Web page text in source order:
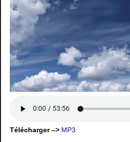
Télécharger –> MP3